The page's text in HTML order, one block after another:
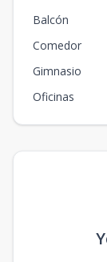
Balcón
Comedor
Gimnasio
Oficinas